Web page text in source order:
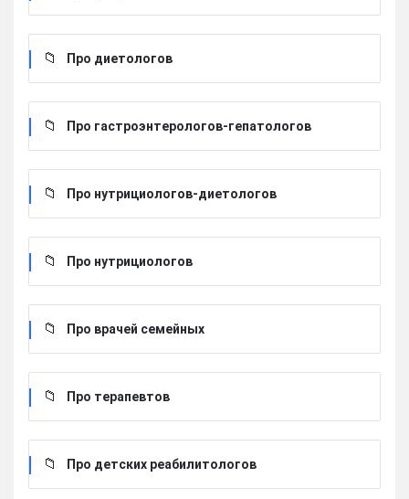
Про диетологов
Про гастроэнтерологов-гепатологов
Про нутрициологов-диетологов
Про нутрициологов
Про врачей семейных
Про терапевтов
Про детских реабилитологов